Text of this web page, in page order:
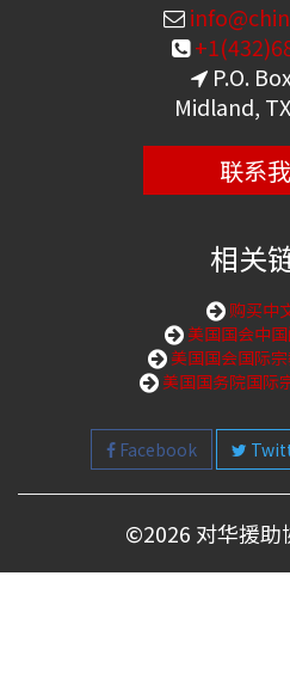
P.O.
Midland,
联系
相关
购买中
美国国会中
美国国会国际
美国国务院国际
Facebook
©2026 对华援